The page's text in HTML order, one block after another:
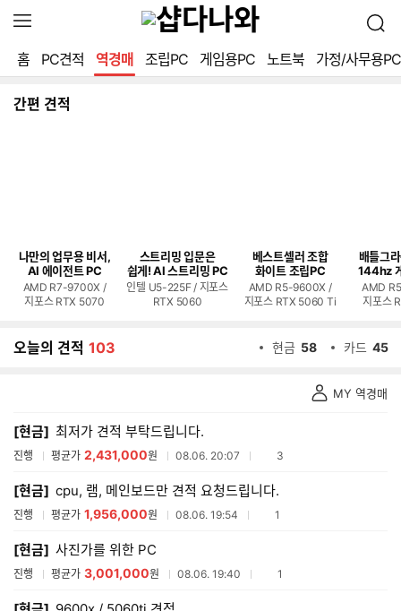
역
열
기
검
색
홈
PC견적 역경매 조립PC 게임용PC 노트북 가정/사무용PC
간편 견적
나만의 업무용 비서,
AI 에이전트 PC
AMD R7-9700X /
지포스 RTX 5070
스트리밍 입문은
쉽게! AI 스트리밍 PC
인텔 U5-225F / 지포스
RTX 5060
베스트셀러 조합
화이트 조립PC
AMD R5-9600X /
지포스 RTX 5060 Ti
배틀그
144hz
AMD
지포스
오늘의 견적 103 현금 58 카드 45
견
적
스
트
MY 역경매
[현금] 최저가 견적 부탁드립니다.
진행 평균가 2,431,000원 08.06. 20:07 참여업체수
3
[현금] cpu, 램, 메인보드만 견적 요청드립니다.
진행 평균가 1,956,000원 08.06. 19:54 참여업체수
1
[현금] 사진가를 위한 PC
진행 평균가 3,001,000원 08.06. 19:40 참여업체수
1